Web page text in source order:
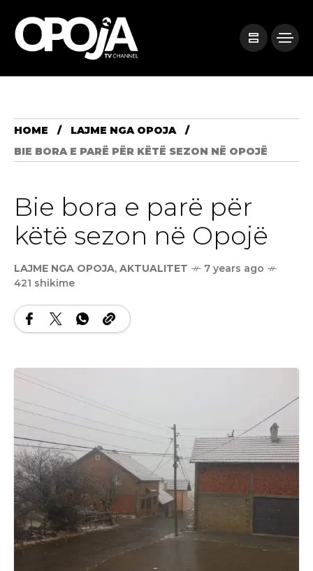
HOME
LAJME NGA OPOJA
BIE BORA E PARË PËR KËTË SEZON NË OPOJË
Bie bora e parë për
këtë sezon në Opojë
LAJME NGA OPOJA, AKTUALITET
7 years ago
421 shikime